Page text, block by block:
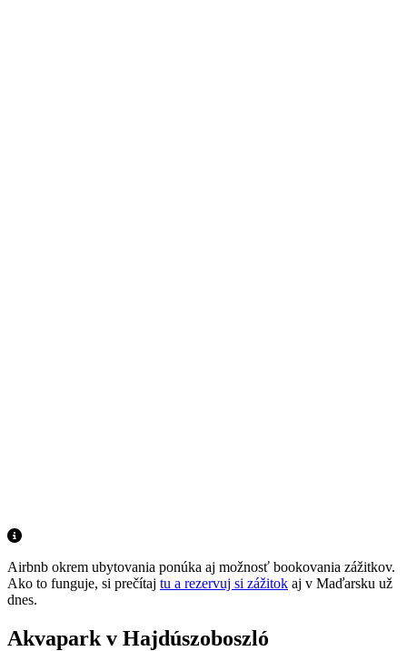
Airbnb okrem ubytovania ponúka aj možnosť bookovania zážitkov.
Ako to funguje, si prečítaj tu a rezervuj si zážitok aj v Maďarsku už
dnes.
Akvapark v Hajdúszoboszló